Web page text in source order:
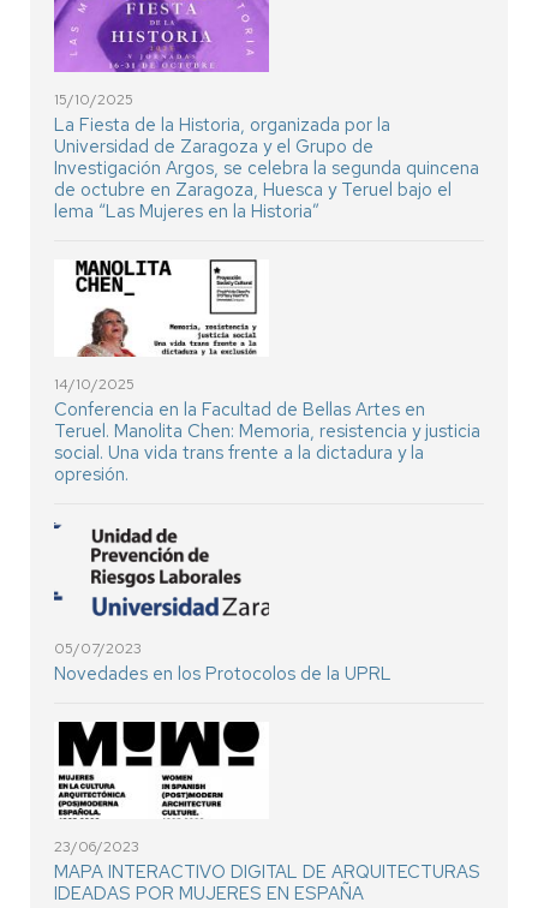
15/10/2025
La Fiesta de la Historia, organizada por la
Universidad de Zaragoza y el Grupo de
Investigación Argos, se celebra la segunda quincena
de octubre en Zaragoza, Huesca y Teruel bajo el
lema “Las Mujeres en la Historia”
14/10/2025
Conferencia en la Facultad de Bellas Artes en
Teruel. Manolita Chen: Memoria, resistencia y justicia
social. Una vida trans frente a la dictadura y la
opresión.
05/07/2023
Novedades en los Protocolos de la UPRL
23/06/2023
MAPA INTERACTIVO DIGITAL DE ARQUITECTURAS
IDEADAS POR MUJERES EN ESPAÑA